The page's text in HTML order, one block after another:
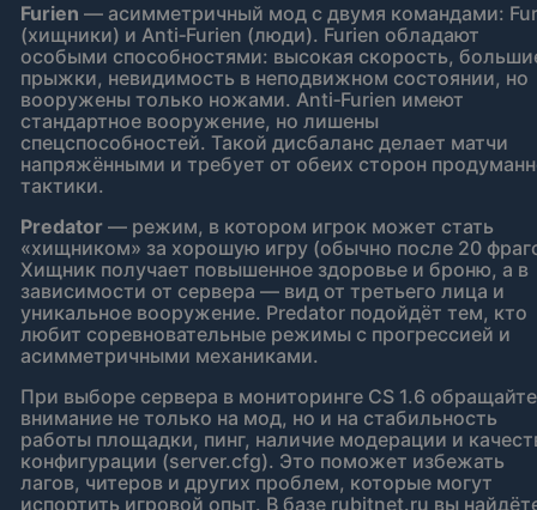
Furien — асимметричный мод с двумя командами:
(хищники) и Anti‑Furien (люди). Furien обладают
особыми способностями: высокая скорость,
прыжки, невидимость в неподвижном состоянии, но
вооружены только ножами. Anti‑Furien имеют
стандартное вооружение, но лишены
спецспособностей. Такой дисбаланс делает матчи
напряжёнными и требует от обеих сторон
тактики.
Predator — режим, в котором игрок может стать
«хищником» за хорошую игру (обычно после 20
Хищник получает повышенное здоровье и броню, а в
зависимости от сервера — вид от третьего лица и
уникальное вооружение. Predator подойдёт тем, кто
любит соревновательные режимы с прогрессией и
асимметричными механиками.
При выборе сервера в мониторинге CS 1.6 обращайте
внимание не только на мод, но и на стабильность
работы площадки, пинг, наличие модерации и
конфигурации (server.cfg). Это поможет избежать
лагов, читеров и других проблем, которые могут
испортить игровой опыт. В базе rubitnet.ru вы